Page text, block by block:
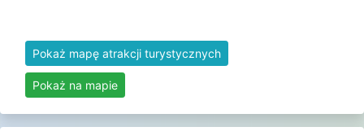
Pokaż mapę atrakcji turystycznych
Pokaż na mapie